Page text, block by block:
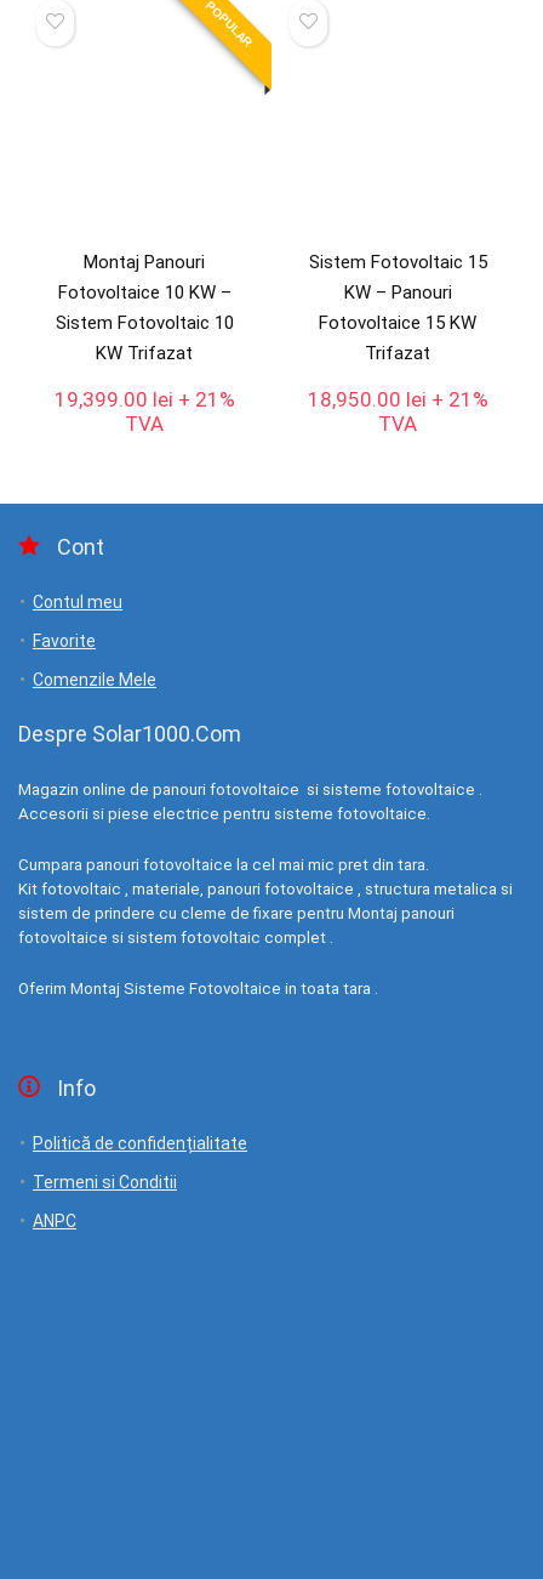
POPULAR
Montaj Panouri
Fotovoltaice 10 KW –
Sistem Fotovoltaic 10
KW Trifazat
19,399.00 lei + 21%
TVA
Sistem Fotovoltaic 15
KW – Panouri
Fotovoltaice 15 KW
Trifazat
18,950.00 lei + 21%
TVA
Cont
Contul meu
Favorite
Comenzile Mele
Despre Solar1000.Com
Magazin online de panouri fotovoltaice si sisteme fotovoltaice .
Accesorii si piese electrice pentru sisteme fotovoltaice.
Cumpara panouri fotovoltaice la cel mai mic pret din tara.
Kit fotovoltaic , materiale, panouri fotovoltaice , structura metalica si
sistem de prindere cu cleme de fixare pentru Montaj panouri
fotovoltaice si sistem fotovoltaic complet .
Oferim Montaj Sisteme Fotovoltaice in toata tara .
Info
Politică de confidențialitate
Termeni si Conditii
ANPC